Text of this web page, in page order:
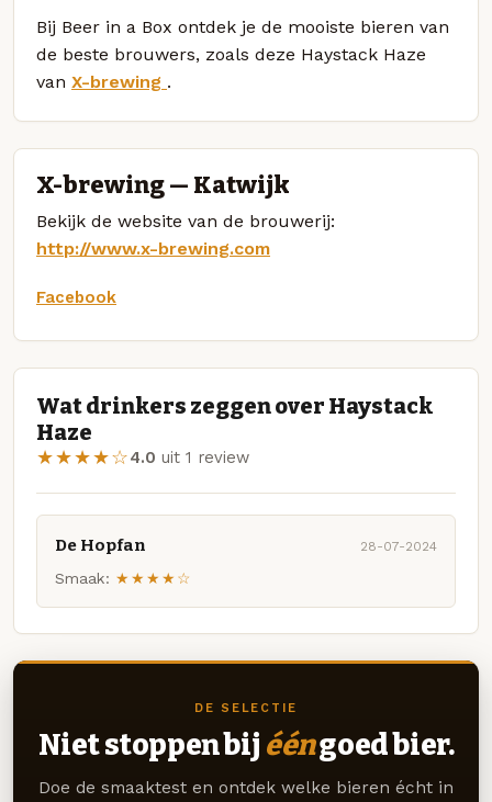
Bij Beer in a Box ontdek je de mooiste bieren van
de beste brouwers, zoals deze Haystack Haze
van X-brewing .
X-brewing — Katwijk
Bekijk de website van de brouwerij:
http://www.x-brewing.com
Facebook
Wat drinkers zeggen over Haystack
Haze
★★★★☆4.0 uit 1 review
De Hopfan 28-07-2024
Smaak: ★★★★☆
DE SELECTIE
Niet stoppen bij ééngoed bier.
Doe de smaaktest en ontdek welke bieren écht in